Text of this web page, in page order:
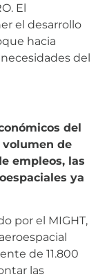
El
el desarrollo
hacia
del
del
volumen de
empleos, las
ya
por el MIGHT,
de 11.800
las